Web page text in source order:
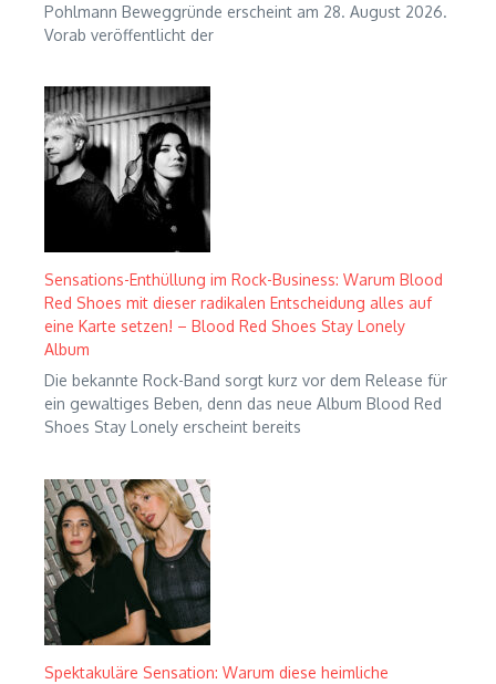
Pohlmann Beweggründe erscheint am 28. August 2026.
Vorab veröffentlicht der
Sensations-Enthüllung im Rock-Business: Warum Blood
Red Shoes mit dieser radikalen Entscheidung alles auf
eine Karte setzen! – Blood Red Shoes Stay Lonely
Album
Die bekannte Rock-Band sorgt kurz vor dem Release für
ein gewaltiges Beben, denn das neue Album Blood Red
Shoes Stay Lonely erscheint bereits
Spektakuläre Sensation: Warum diese heimliche